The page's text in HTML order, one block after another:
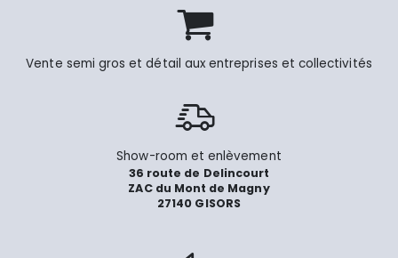
Vente semi gros et détail aux entreprises et collectivités
Show-room et enlèvement
36 route de Delincourt
ZAC du Mont de Magny
27140 GISORS